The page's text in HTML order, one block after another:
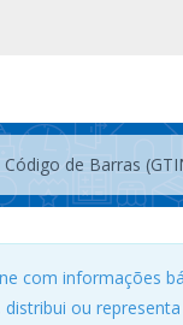
com informações
ou